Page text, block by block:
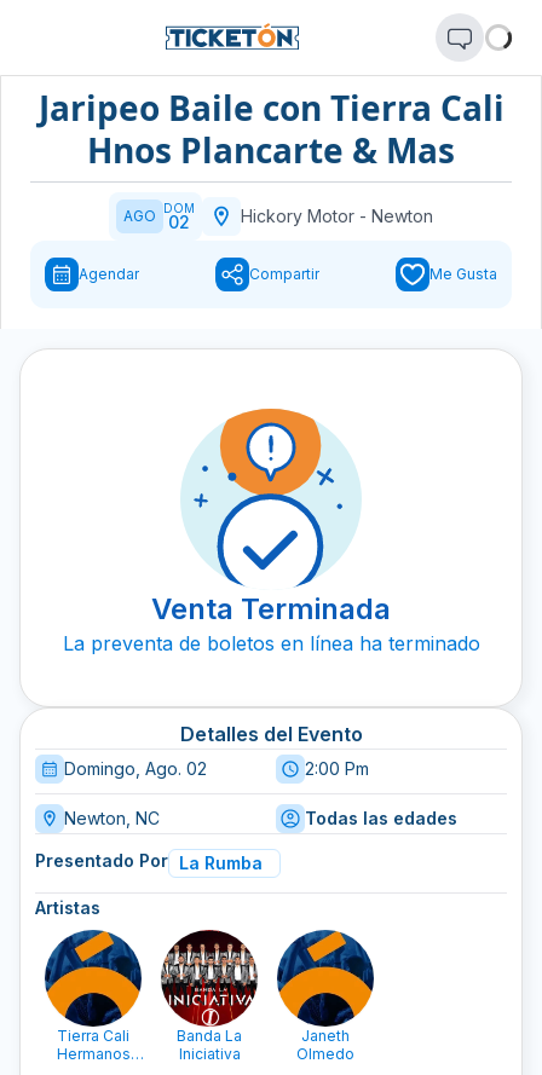
Jaripeo Baile con Tierra Cali
Hnos Plancarte & Mas
AGO DOM
02 Hickory Motor - Newton
Agendar Compartir Me Gusta
Venta Terminada
La preventa de boletos en línea ha terminado
Detalles del Evento
Domingo, Ago. 02 2:00 Pm
Newton, NC Todas las edades
Presentado Por La Rumba
Artistas
Tierra Cali
Hermanos
Banda La
Iniciativa
Janeth
Olmedo